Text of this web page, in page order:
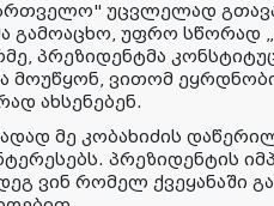
უცვლელად
გამოაცხო, უფრო სწორად
პრეზიდენტმა
მოუწყონ, ვითომ
ახსენებენ.
მე კობახიძის
პრეზიდენტის
ვინ რომელ ქვეყანაში